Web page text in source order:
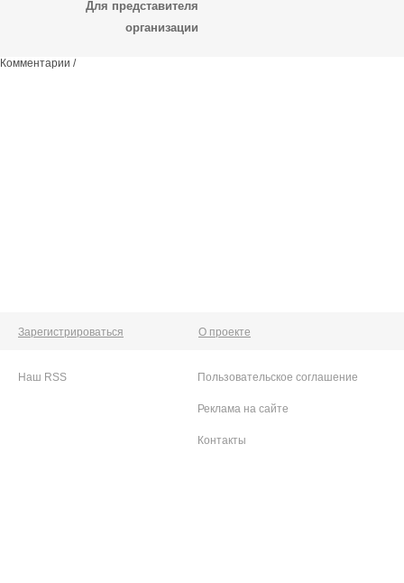
Для представителя
организации
Комментарии /
Зарегистрироваться О проекте
Наш RSS Пользовательское соглашение
Реклама на сайте
Контакты